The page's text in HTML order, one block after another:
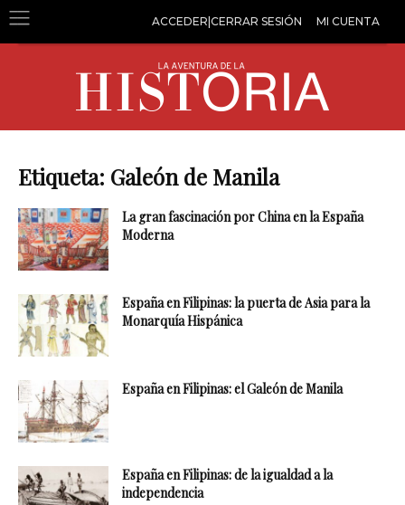
ACCEDER|CERRAR SESIÓN MI CUENTA
Etiqueta: Galeón de Manila
La gran fascinación por China en la España
Moderna
España en Filipinas: la puerta de Asia para la
Monarquía Hispánica
España en Filipinas: el Galeón de Manila
España en Filipinas: de la igualdad a la
independencia